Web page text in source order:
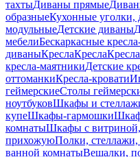
тахтыДиваны прямые
образныеКухонные уголки,
модульныеДетские диваны
мебелиБескаркасные
диваныКреслаКресла
кресла-маятникиДетские
оттоманкиКресла-кровати
геймерскиеСтолы
ноутбуковШкафы и
купеШкафы-гармошки
комнатыШкафы с
прихожуюПолки,
ванной комнатыВешалки,